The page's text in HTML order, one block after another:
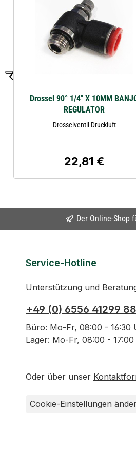
Drossel 90° 1/4" X 10MM
REGULATOR
Drosselventil Druckluft
Regulärer Preis:
22,81 €
Der Online-Shop
Service-Hotline
Unterstützung und
+49 (0) 6556 41299 88
Büro: Mo-Fr, 08:00 - 16:30
Lager: Mo-Fr, 08:00 -
Oder über unser
Cookie-Einstellungen